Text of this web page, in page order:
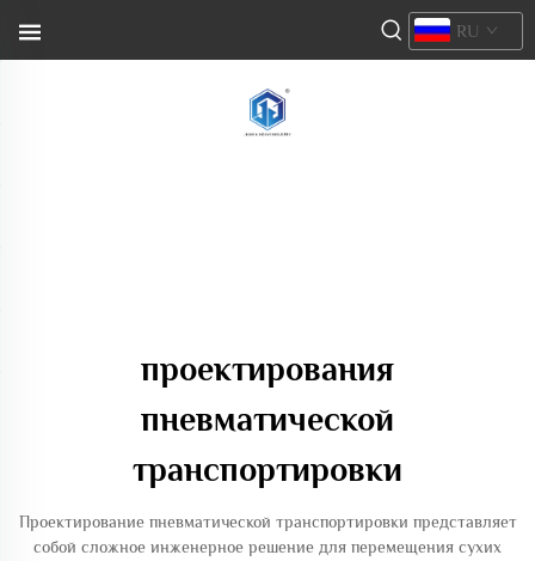
RU
проектирования
пневматической
транспортировки
Проектирование пневматической транспортировки представляет
собой сложное инженерное решение для перемещения сухих